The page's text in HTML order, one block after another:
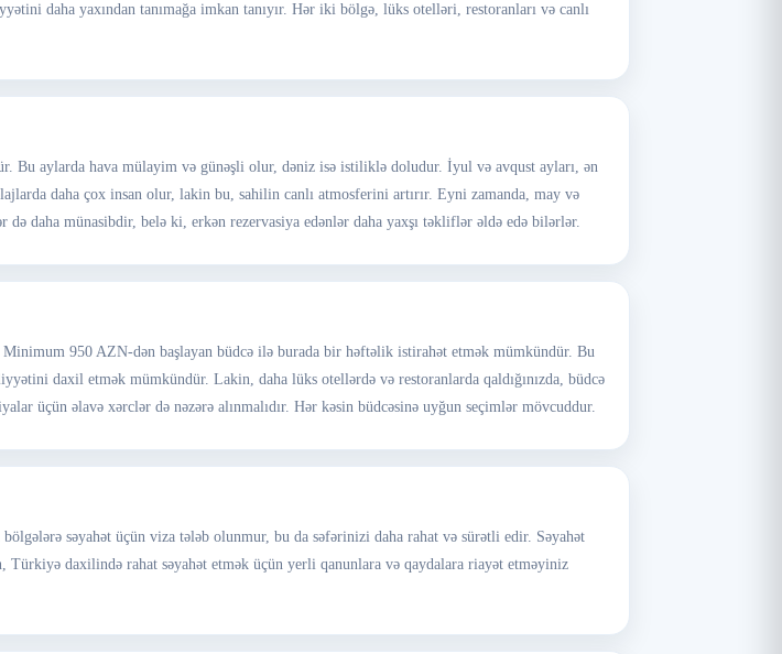
daha yaxından tanımağa imkan tanıyır. Hər iki bölgə, lüks otelləri, restoranları və canlı
Bu aylarda hava mülayim və günəşli olur, dəniz isə istiliklə doludur. İyul və avqust ayları, ən
daha çox insan olur, lakin bu, sahilin canlı atmosferini artırır. Eyni zamanda, may və
daha münasibdir, belə ki, erkən rezervasiya edənlər daha yaxşı təkliflər əldə edə bilərlər.
950 AZN-dən başlayan büdcə ilə burada bir həftəlik istirahət etmək mümkündür. Bu
daxil etmək mümkündür. Lakin, daha lüks otellərdə və restoranlarda qaldığınızda, büdcə
üçün əlavə xərclər də nəzərə alınmalıdır. Hər kəsin büdcəsinə uyğun seçimlər mövcuddur.
səyahət üçün viza tələb olunmur, bu da səfərinizi daha rahat və sürətli edir. Səyahət
Türkiyə daxilində rahat səyahət etmək üçün yerli qanunlara və qaydalara riayət etməyiniz